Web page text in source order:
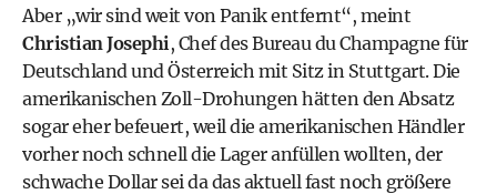
Aber „wir sind weit von Panik entfernt“, meint
Christian Josephi, Chef des Bureau du Champagne für
Deutschland und Österreich mit Sitz in Stuttgart. Die
amerikanischen Zoll-Drohungen hätten den Absatz
sogar eher befeuert, weil die amerikanischen Händler
vorher noch schnell die Lager anfüllen wollten, der
schwache Dollar sei da das aktuell fast noch größere